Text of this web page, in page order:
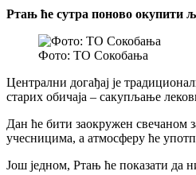
Ртањ ће сутра поново окупити
Фото: ТО Сокобања
Централни догађај је
старих обичаја – сакупљање
Дан ће бити заокружен свечаном
учесницима, а атмосферу ће
Још једном, Ртањ ће показати да